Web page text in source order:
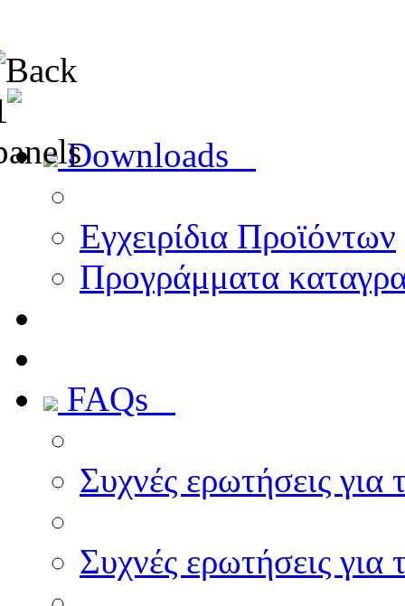
Downloads
Εγχειρίδια Προϊόντων
Προγράμματα
FAQs
Συχνές ερωτήσεις για
Συχνές ερωτήσεις για